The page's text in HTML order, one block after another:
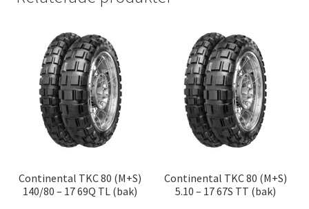
Continental TKC 80 (M+S)
140/80 – 17 69Q TL (bak)
Continental TKC 80 (M+S)
5.10 – 17 67S TT (bak)